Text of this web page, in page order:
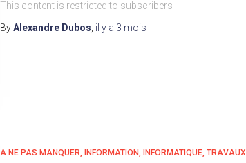
This content is restricted to subscribers
ByAlexandre Dubos, il y a 3 mois
A NE PAS MANQUER INFORMATION INFORMATIQUE TRAVAUX